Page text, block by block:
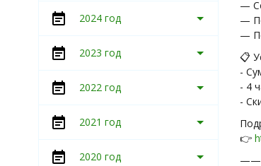
—
—
—
📋
-
- 4
-
👉
——
2024 год
2023 год
2022 год
2021 год
2020 год